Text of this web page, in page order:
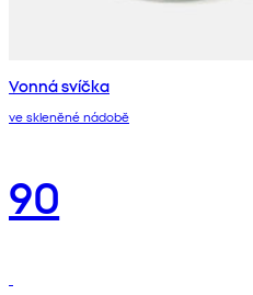
Vonná svíčka
ve skleněné nádobě
90